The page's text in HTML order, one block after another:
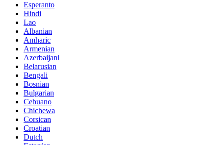
Esperanto
Hindi
Lao
Albanian
Amharic
Armenian
Azerbaijani
Belarusian
Bengali
Bosnian
Bulgarian
Cebuano
Chichewa
Corsican
Croatian
Dutch